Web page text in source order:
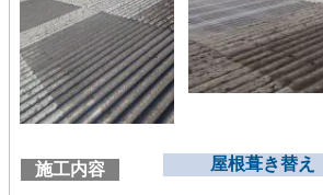
施工内容 屋根葺き替